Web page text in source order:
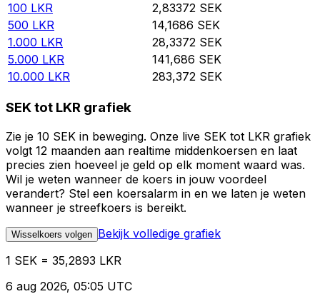
100 LKR 2,83372 SEK
500 LKR 14,1686 SEK
1.000 LKR 28,3372 SEK
5.000 LKR 141,686 SEK
10.000 LKR 283,372 SEK
SEK tot LKR grafiek
Zie je 10 SEK in beweging. Onze live SEK tot LKR grafiek
volgt 12 maanden aan realtime middenkoersen en laat
precies zien hoeveel je geld op elk moment waard was.
Wil je weten wanneer de koers in jouw voordeel
verandert? Stel een koersalarm in en we laten je weten
wanneer je streefkoers is bereikt.
Wisselkoers volgen Bekijk volledige grafiek
1 SEK = 35,2893 LKR
6 aug 2026, 05:05 UTC